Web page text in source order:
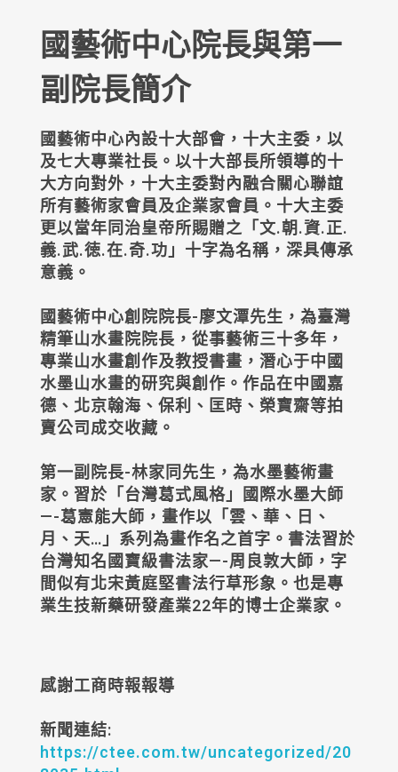
國藝術中心院長與第一
副院長簡介
國藝術中心內設十大部會，十大主委，以
及七大專業社長。以十大部長所領導的十
大方向對外，十大主委對內融合關心聯誼
所有藝術家會員及企業家會員。十大主委
更以當年同治皇帝所賜贈之「文.朝.資.正.
義.武.徳.在.奇.功」十字為名稱，深具傳承
意義。
國藝術中心創院院長-廖文潭先生，為臺灣
精筆山水畫院院長，從事藝術三十多年，
專業山水畫創作及教授書畫，潛心于中國
水墨山水畫的研究與創作。作品在中國嘉
德、北京翰海、保利、匡時、榮寶齋等拍
賣公司成交收藏。
第一副院長-林家同先生，為水墨藝術畫
家。習於「台灣葛式風格」國際水墨大師
—-葛憲能大師，畫作以「雲、華、日、
月、天…」系列為畫作名之首字。書法習於
台灣知名國寶級書法家—-周良敦大師，字
間似有北宋黃庭堅書法行草形象。也是專
業生技新藥研發產業22年的博士企業家。
感謝工商時報報導
新聞連結:
https://ctee.com.tw/uncategorized/20